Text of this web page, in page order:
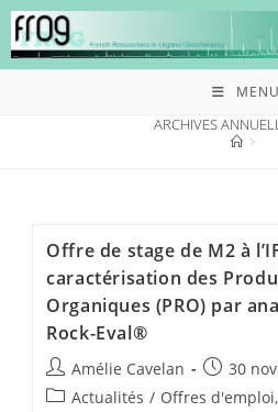
MENU
ARCHIVES
>
Offre de stage de M2 à
caractérisation des
Organiques (PRO) par
Rock-Eval®
Amélie Cavelan
30
Actualités / Offres